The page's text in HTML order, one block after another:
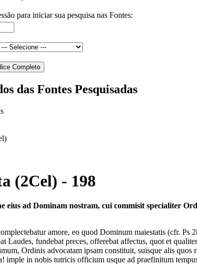
para iniciar sua pesquisa nas Fontes:
das Fontes Pesquisadas
(2Cel) - 198
eius ad Dominam nostram, cui commisit specialiter
amore, eo quod Dominum maiestatis (cfr. Ps
Laudes, fundebat preces, offerebat affectus, quot et
Ordinis advocatam ipsam constituit, suisque alis
imple in nobis tutricis officium usque ad praefinitum